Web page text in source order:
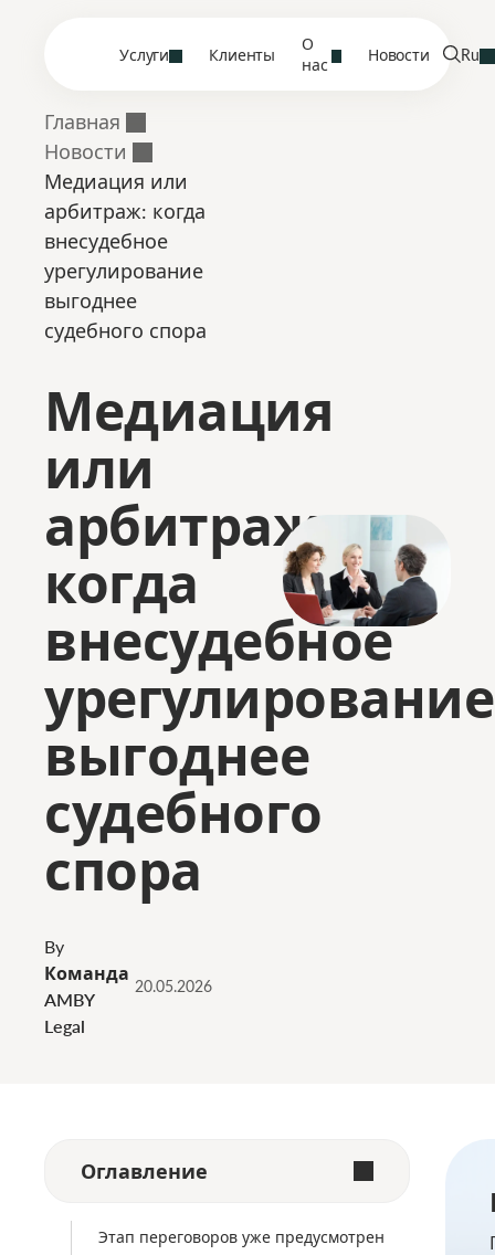
Услуги Клиенты
О
нас
Новости Ru
Главная
Новости
Медиация или
арбитраж: когда
внесудебное
урегулирование
выгоднее
судебного спора
Медиация
или
арбитраж:
когда
внесудебное
урегулирование
выгоднее
судебного
спора
By
Команда
AMBY
Legal
20.05.2026
Оглавление
Этап переговоров уже предусмотрен